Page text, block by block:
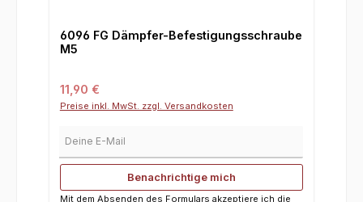
6096 FG Dämpfer-Befestigungsschraube
M5
Regulärer Preis:
11,90 €
Preise inkl. MwSt. zzgl. Versandkosten
Benachrichtige mich
Mit dem Absenden des Formulars akzeptiere ich die